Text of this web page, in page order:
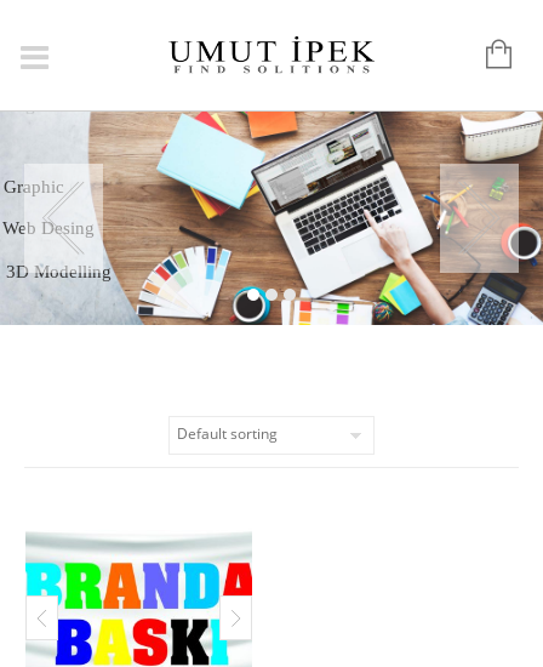
3D Modelling
Graphic
Web Desing